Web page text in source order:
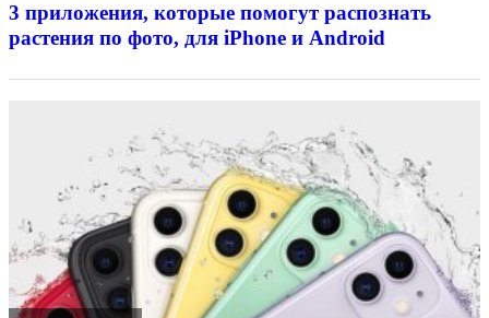
3 приложения, которые помогут распознать
растения по фото, для iPhone и Android